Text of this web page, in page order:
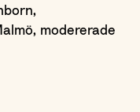
modererade